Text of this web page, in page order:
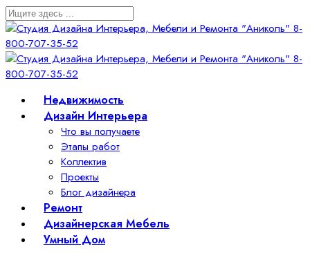
Недвижимость
Дизайн Интерьера
Что вы получаете
Этапы работ
Коллектив
Проекты
Блог дизайнера
Ремонт
Дизайнерская Мебель
Умный Дом